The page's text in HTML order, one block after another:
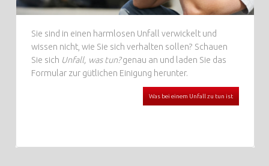
Sie sind in einen harmlosen Unfall verwickelt und
wissen nicht, wie Sie sich verhalten sollen? Schauen
Sie sich Unfall, was tun?genau an und laden Sie das
Formular zur gütlichen Einigung herunter.
Was bei einem Unfall zu tun ist